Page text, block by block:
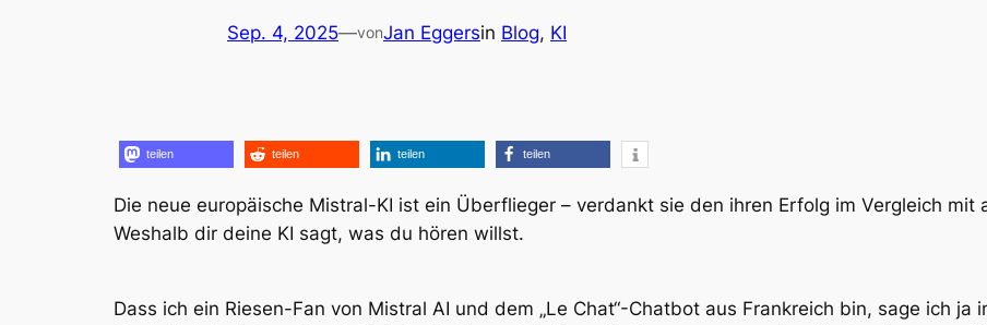
Sep. 4, 2025—vonJan Eggersin Blog, KI
teilen teilen teilen teilen
Die neue europäische Mistral-KI ist ein Überflieger – verdankt sie den ihren Erfolg im Vergleich mit
Weshalb dir deine KI sagt, was du hören willst.
Dass ich ein Riesen-Fan von Mistral AI und dem „Le Chat“-Chatbot aus Frankreich bin, sage ich